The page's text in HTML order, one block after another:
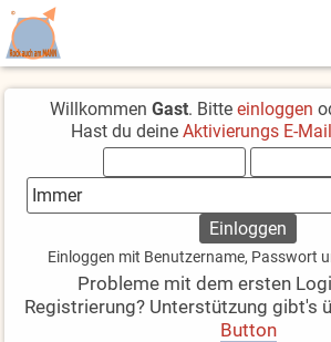
Willkommen Gast. Bitte einloggen
Hast du deine Aktivierungs E-Mail
Einloggen mit Benutzername, Passwort
Probleme mit dem ersten
Registrierung? Unterstützung gibt's
Button